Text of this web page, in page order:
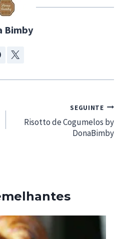
Bimby
SEGUINTE
Risotto de Cogumelos by
DonaBimby